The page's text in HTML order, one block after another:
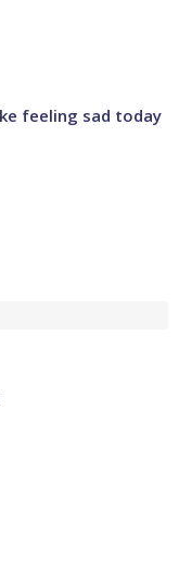
feeling sad today